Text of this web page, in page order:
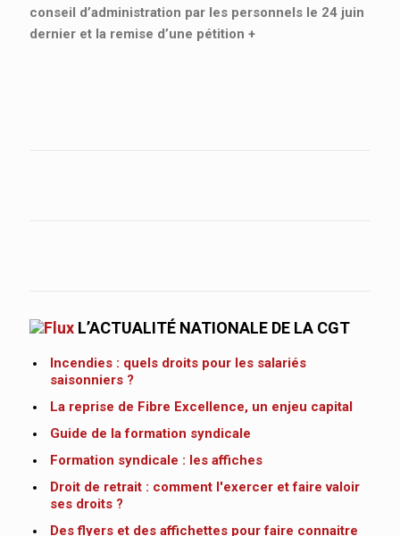
conseil d’administration par les personnels le 24 juin
dernier et la remise d’une pétition +
L’ACTUALITÉ NATIONALE DE LA CGT
Incendies : quels droits pour les salariés
saisonniers ?
La reprise de Fibre Excellence, un enjeu capital
Guide de la formation syndicale
Formation syndicale : les affiches
Droit de retrait : comment l'exercer et faire valoir
ses droits ?
Des flyers et des affichettes pour faire connaitre